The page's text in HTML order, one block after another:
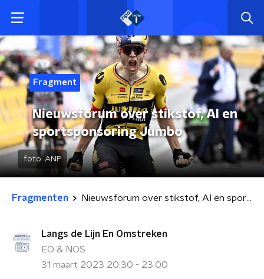
Fragment
Nieuwsforum over stikstof, AI en
sportsponsoring Jumbo
foto: ANP
Fragmenten Nieuwsforum over stikstof, AI en sportsponsoring Jumbo
Langs de Lijn En Omstreken
EO & NOS
31 maart 2023 20:30 - 23:00